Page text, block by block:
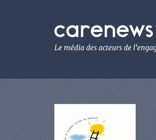
Le
média
de